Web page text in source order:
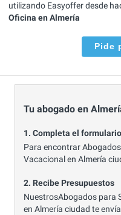
utilizando Easyoffer desde
Oficina en Almería
Pide
Tu abogado en
1. Completa el formulario
Para encontrar
Vacacional en Almería
2. Recibe Presupuestos
NuestrosAbogados para
en Almería ciudad te